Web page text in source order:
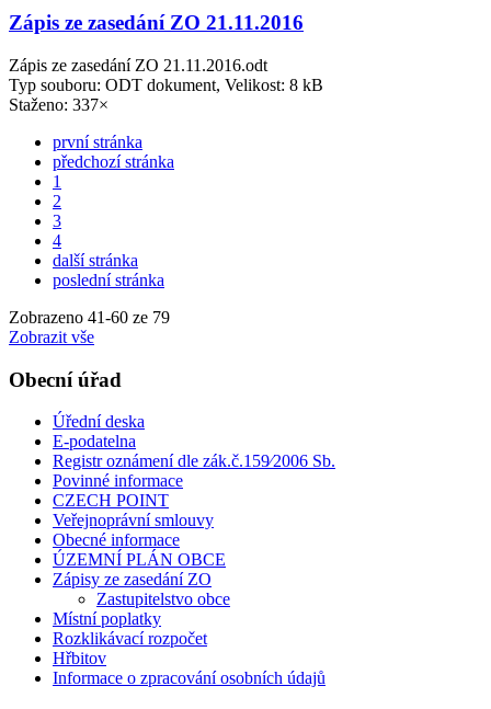
Zápis ze zasedání ZO 21.11.2016
Zápis ze zasedání ZO 21.11.2016.odt
Typ souboru: ODT dokument, Velikost: 8 kB
Staženo: 337×
první stránka
předchozí stránka
1
2
3
4
další stránka
poslední stránka
Zobrazeno 41-60 ze 79
Zobrazit vše
Obecní úřad
Úřední deska
E-podatelna
Registr oznámení dle zák.č.159⁄2006 Sb.
Povinné informace
CZECH POINT
Veřejnoprávní smlouvy
Obecné informace
ÚZEMNÍ PLÁN OBCE
Zápisy ze zasedání ZO
Zastupitelstvo obce
Místní poplatky
Rozklikávací rozpočet
Hřbitov
Informace o zpracování osobních údajů